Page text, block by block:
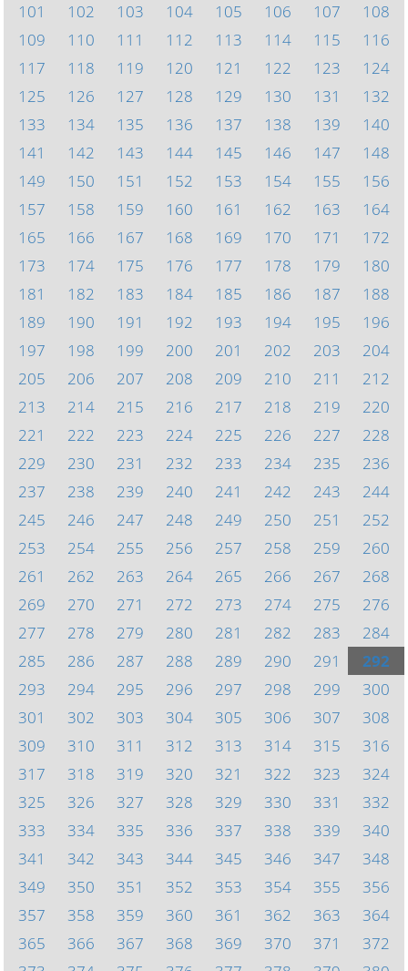
101
102 103 104 105 106 107
108
109
110 111 112 113 114 115
116
117
118 119 120 121 122 123
124
125
126 127 128 129 130 131
132
133
134 135 136 137 138 139
140
141
142 143 144 145 146 147
148
149
150 151 152 153 154 155
156
157
158 159 160 161 162 163
164
165
166 167 168 169 170 171
172
173
174 175 176 177 178 179
180
181
182 183 184 185 186 187
188
189
190 191 192 193 194 195
196
197
198 199 200 201 202 203
204
205
206 207 208 209 210 211
212
213
214 215 216 217 218 219
220
221
222 223 224 225 226 227
228
229
230 231 232 233 234 235
236
237
238 239 240 241 242 243
244
245
246 247 248 249 250 251
252
253
254 255 256 257 258 259
260
261
262 263 264 265 266 267
268
269
270 271 272 273 274 275
276
277
278 279 280 281 282 283
284
285
286 287 288 289 290 291
292
293
294 295 296 297 298 299
300
301
302 303 304 305 306 307
308
309
310 311 312 313 314 315
316
317
318 319 320 321 322 323
324
325
326 327 328 329 330 331
332
333
334 335 336 337 338 339
340
341
342 343 344 345 346 347
348
349
350 351 352 353 354 355
356
357
358 359 360 361 362 363
364
365
366 367 368 369 370 371
372